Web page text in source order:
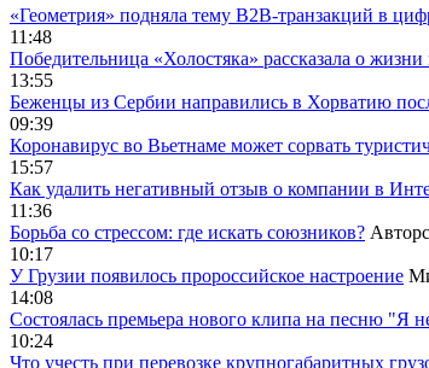
«Геометрия» подняла тему B2B-транзакций в
11:48
Победительница «Холостяка» рассказала о жизни
13:55
Беженцы из Сербии направились в Хорватию
09:39
Коронавирус во Вьетнаме может сорвать
15:57
Как удалить негативный отзыв о компании в
11:36
Борьба со стрессом: где искать союзников?
10:17
У Грузии появилось пророссийское настроение
14:08
Cостоялась премьера нового клипа на песню "Я
10:24
Что учесть при перевозке крупногабаритных